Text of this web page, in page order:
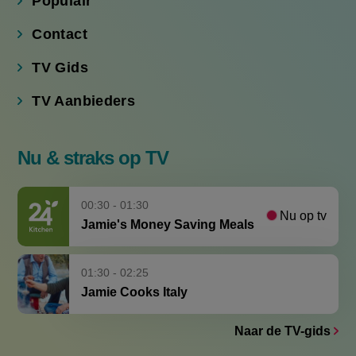
Contact
TV Gids
TV Aanbieders
Jamie's Money Saving Meals
01:30 - 02:25
Jamie Cooks Italy